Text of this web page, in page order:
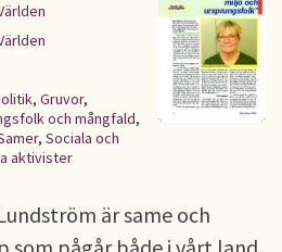
, Gruvor,
och mångfald,
, Sociala och
aktivister
är same och